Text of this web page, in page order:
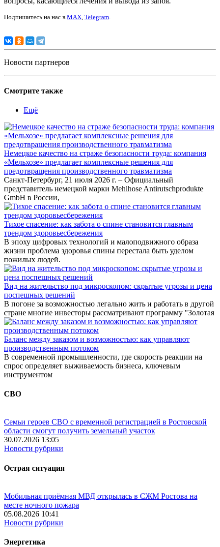
Подпишитесь на нас в MAX, Telegram.
Новости партнеров
Смотрите также
Ещё
Немецкое качество на страже безопасности труда: компания
«Мельхозе» предлагает комплексные решения для
предотвращения производственного травматизма
Санкт-Петербург, 21 июля 2026 г. – Официальный
представитель немецкой марки Mehlhose Antirutschprodukte
GmbH в России,
Тихое спасение: как забота о спине становится главным
трендом здоровьесбережения
В эпоху цифровых технологий и малоподвижного образа
жизни проблема здоровья спины перестала быть уделом
пожилых людей.
Вид на жительство под микроскопом: скрытые угрозы и цена
поспешных решений
В погоне за возможностью легально жить и работать в другой
стране многие инвесторы рассматривают программу "Золотая
Баланс между заказом и возможностью: как управляют
производственным потоком
В современной промышленности, где скорость реакции на
спрос определяет выживаемость бизнеса, ключевым
инструментом
СВО
Семьи героев СВО с временной регистрацией в Ростовской
области смогут получить земельный участок
30.07.2026 13:05
Новости рубрики
Острая ситуация
Мобильная приёмная МВД открылась в СЖМ Ростова на
месте ночного пожара
05.08.2026 10:41
Новости рубрики
Энергетика